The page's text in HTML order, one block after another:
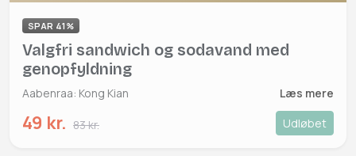
SPAR 41%
Valgfri sandwich og sodavand med
genopfyldning
Aabenraa: Kong Kian Læs mere
49 kr. 83 kr. Udløbet